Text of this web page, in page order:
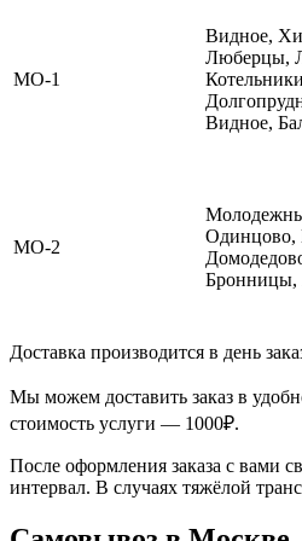
МО-1
Видное,
Люберцы,
Видное,
МО-2
Одинцово,
Бронницы,
Доставка производится в день
Мы можем доставить заказ в
стоимость услуги — 1000₽.
После оформления заказа с вами
интервал. В случаях тяжёлой